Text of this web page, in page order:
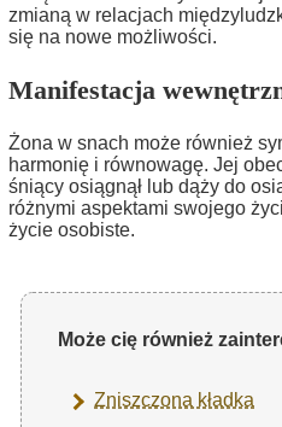
zmianą w relacjach
się na nowe możliwości.
Manifestacja
Żona w snach może również
harmonię i równowagę. Jej
śniący osiągnął lub dąży do
różnymi aspektami swojego
życie osobiste.
Może cię również
Zniszczona kładka